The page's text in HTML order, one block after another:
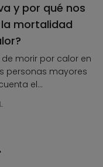
y por qué nos
mortalidad
morir por calor en
personas mayores
el...